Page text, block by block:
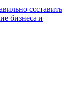
составить
бизнеса и